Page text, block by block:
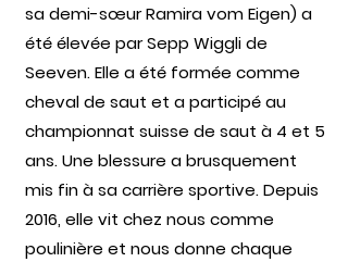
sa demi-sœur Ramira vom Eigen) a
été élevée par Sepp Wiggli de
Seeven. Elle a été formée comme
cheval de saut et a participé au
championnat suisse de saut à 4 et 5
ans. Une blessure a brusquement
mis fin à sa carrière sportive. Depuis
2016, elle vit chez nous comme
poulinière et nous donne chaque